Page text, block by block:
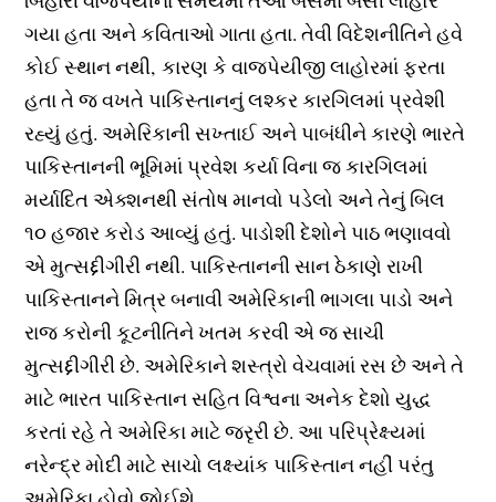
ગયા હતા અને કવિતાઓ ગાતા હતા. તેવી વિદેશનીતિને હવે
કોઈ સ્થાન નથી, કારણ કે વાજપેયીજી લાહોરમાં ફરતા
હતા તે જ વખતે પાકિસ્તાનનું લશ્કર કારગિલમાં પ્રવેશી
રહ્યું હતું. અમેરિકાની સખ્તાઈ અને પાબંધીને કારણે ભારતે
પાકિસ્તાનની ભૂમિમાં પ્રવેશ કર્યા વિના જ કારગિલમાં
મર્યાદિત એક્શનથી સંતોષ માનવો પડેલો અને તેનું બિલ
૧૦ હજાર કરોડ આવ્યું હતું. પાડોશી દેશોને પાઠ ભણાવવો
એ મુત્સદ્દીગીરી નથી. પાકિસ્તાનની સાન ઠેકાણે રાખી
પાકિસ્તાનને મિત્ર બનાવી અમેરિકાની ભાગલા પાડો અને
રાજ કરોની કૂટનીતિને ખતમ કરવી એ જ સાચી
મુત્સદ્દીગીરી છે. અમેરિકાને શસ્ત્રો વેચવામાં રસ છે અને તે
માટે ભારત પાકિસ્તાન સહિત વિશ્વના અનેક દેશો યુદ્ધ
કરતાં રહે તે અમેરિકા માટે જરૃરી છે. આ પરિપ્રેક્ષ્યમાં
નરેન્દ્ર મોદી માટે સાચો લક્ષ્યાંક પાકિસ્તાન નહીં પરંતુ